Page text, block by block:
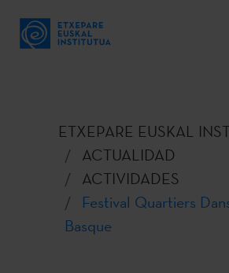
ETXEPARE EUSKAL
ACTUALIDAD
ACTIVIDADES
Festival Quartiers
Basque